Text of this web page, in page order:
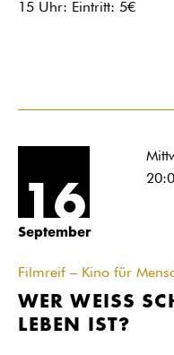
15 Uhr: Eintritt: 5€
16
September
Filmreif – Kino für
WER WEISS
LEBEN IST?